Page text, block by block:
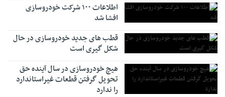
اطلاعات ۱۰۰ شرکت خودروسازی
افشا شد
قطب های جدید خودروسازی در حال
شکل گیری است
هیچ خودروسازی در سال آینده حق
تحویل گرفتن قطعات غیراستاندارد
را ندارد